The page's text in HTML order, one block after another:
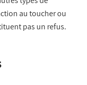
au toucher ou
pas un refus.